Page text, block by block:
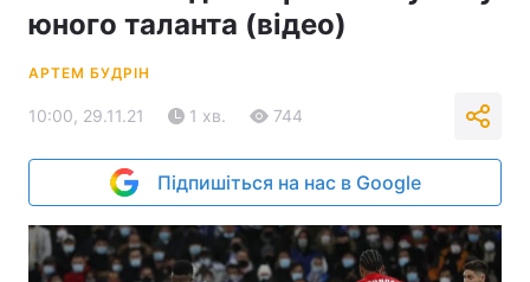
юного таланта (відео)
АРТЕМ БУДРІН
10:00, 29.11.21 1 хв. 744
Підпишіться на нас в Google